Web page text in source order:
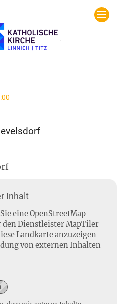
Inhalt
eine OpenStreetMap
den Dienstleister MapTiler
Landkarte anzuzeigen
von externen Inhalten